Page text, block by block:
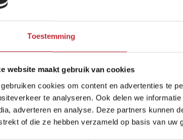
Toestemming
website maakt gebruik van cookies
cookies om content en advertenties te
te analyseren. Ook delen we
adverteren en analyse. Deze partners kunnen
of die ze hebben verzameld op basis van uw
producten